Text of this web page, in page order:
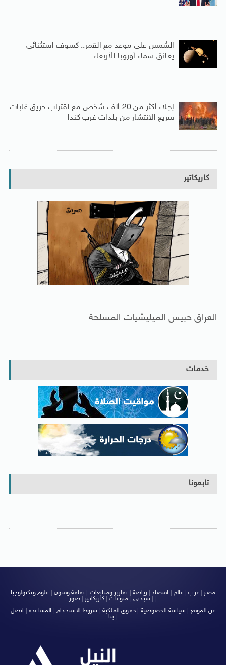
الشمس على موعد مع القمر.. كسوف استثنائى
يعانق سماء أوروبا الأربعاء
إجلاء أكثر من 20 ألف شخص مع اقتراب حريق غابات
سريع الانتشار من بلدات غرب كندا
كاريكاتير
العراق حبيس الميليشيات المسلحة
خدمات
تابعونا
مصر |عرب|عالم| اقتصاد| رياضة تقارير ومتابعات ثقافة وفنون| علوم وتكنولوجيا
سيدتى| منوعات|كاريكاتير |صور
عن الموقع
سياسة الخصوصية حقوق الملكية شروط الاستخدام المساعدة
اتصل
بنا